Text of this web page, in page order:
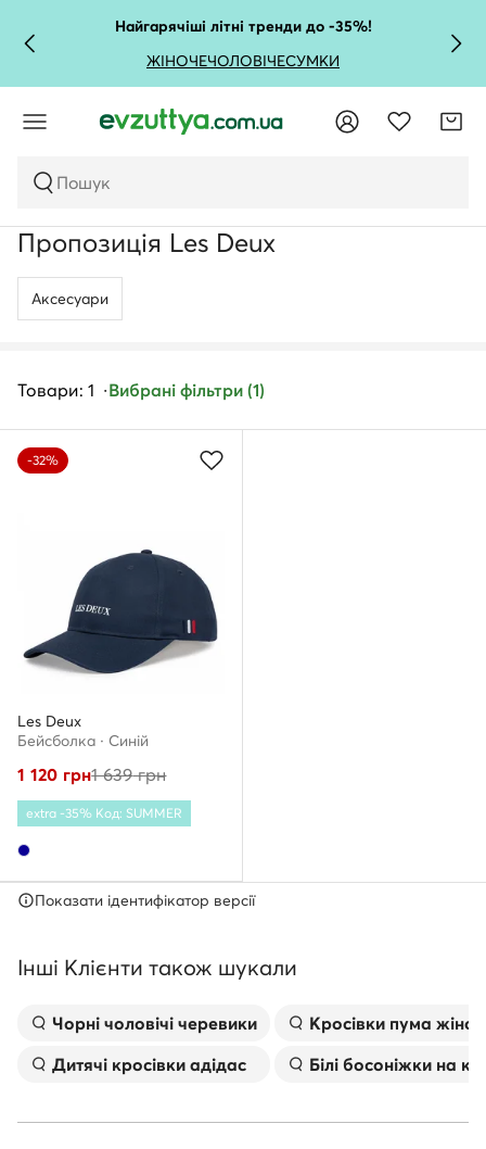
Найгарячіші літні тренди до -35%!
ЖІНОЧЕЧОЛОВІЧЕСУМКИ
Пошук
Пропозиція Les Deux
Аксесуари
Товари: 1 Вибрані фільтри (1)
-32%
Les Deux
Бейсболка · Cиній
1 120 грн1 639грн
extra -35% Код: SUMMER
Показати ідентифікатор версії
Інші Клієнти також шукали
Чорні чоловічі черевики
Дитячі кросівки адідас
Kросівки пума
Білі босоніжки на